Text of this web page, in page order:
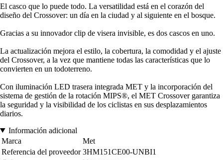
El casco que lo puede todo. La versatilidad está en el corazón del
diseño del Crossover: un día en la ciudad y al siguiente en el bosque.
Gracias a su innovador clip de visera invisible, es dos cascos en uno.
La actualización mejora el estilo, la cobertura, la comodidad y el ajuste
del Crossover, a la vez que mantiene todas las características que lo
convierten en un todoterreno.
Con iluminación LED trasera integrada MET y la incorporación del
sistema de gestión de la rotación MIPS®, el MET Crossover garantiza
la seguridad y la visibilidad de los ciclistas en sus desplazamientos
diarios.
Información adicional
Marca
Met
Referencia del proveedor 3HM151CE00-UNBI1